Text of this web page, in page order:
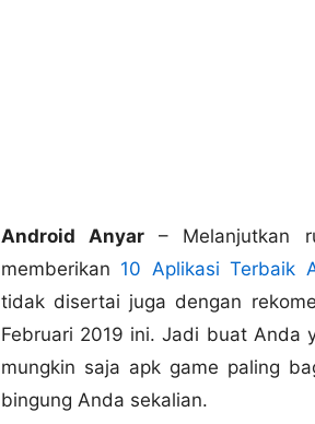
Android Anyar– Melanjutkan
memberikan 10 Aplikasi Terbaik
tidak disertai juga dengan
Februari 2019 ini. Jadi buat Anda
mungkin saja apk game paling
bingung Anda sekalian.